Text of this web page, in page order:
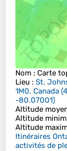
Nom : Carte
Lieu : St.
1M0, Canada (
-80.07001)
Altitude
Altitude
Altitude
Itinéraires
activités de